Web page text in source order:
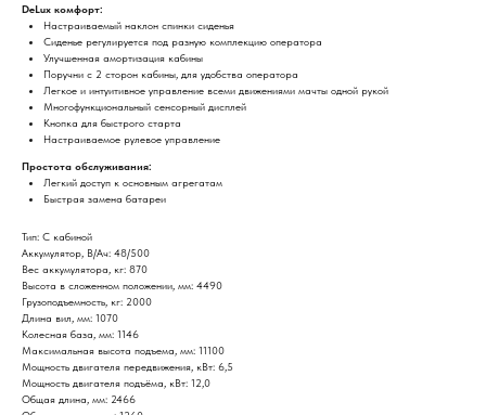
DeLux комфорт:
Настраиваемый наклон спинки сиденья
Сиденье регулируется под разную комплекцию оператора
Улучшенная амортизация кабины
Поручни с 2 сторон кабины, для удобства оператора
Легкое и интуитивное управление всеми движениями мачты одной рукой
Многофункциональный сенсорный дисплей
Кнопка для быстрого старта
Настраиваемое рулевое управление
Простота обслуживания:
Легкий доступ к основным агрегатам
Быстрая замена батареи
Тип: С кабиной
Аккумулятор, В/Ач: 48/500
Вес аккумулятора, кг: 870
Высота в сложенном положении, мм: 4490
Грузоподъемность, кг: 2000
Длина вил, мм: 1070
Колесная база, мм: 1146
Максимальная высота подъема, мм: 11100
Мощность двигателя передвижения, кВт: 6,5
Мощность двигателя подъёма, кВт: 12,0
Общая длина, мм: 2466